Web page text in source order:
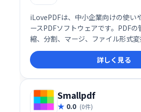
iLovePDFは、中小企業向けの使い
ースPDFソフトウェアです。PDF
縮、分割、マージ、ファイル形式
能を提供します。Officeファイル
単に行えます。ダウンロードリンク
機能も搭載し、PDF業務を効率化
詳しく見る
Smallpdf
0.0 (0件)